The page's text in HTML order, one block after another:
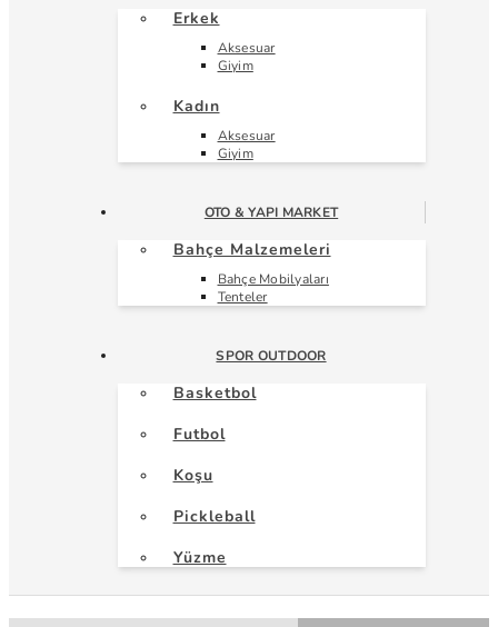
Erkek
Aksesuar
Giyim
Kadın
Aksesuar
Giyim
OTO & YAPI MARKET
Bahçe Malzemeleri
Bahçe Mobilyaları
Tenteler
SPOR OUTDOOR
Basketbol
Futbol
Koşu
Pickleball
Yüzme